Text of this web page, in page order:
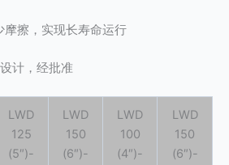
擦，实现长寿命运行
计，经批准
LWD
125
(5″)-
LWD
150
(6″)-
LWD
100
(4″)-
LWD
150
(6″)-